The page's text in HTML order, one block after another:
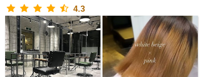
4.3